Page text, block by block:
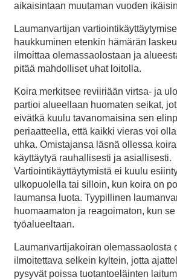
aikaisintaan muutaman vuoden
Laumanvartijan
haukkuminen etenkin hämärän
ilmoittaa olemassaolostaan ja
pitää mahdolliset uhat loitolla.
Koira merkitsee reviiriään virtsa- ja
partioi alueellaan huomaten seikat,
eivätkä kuulu tavanomaisina sen
periaatteella, että kaikki vieras voi
uhka. Omistajansa läsnä ollessa
käyttäytyä rauhallisesti ja asiallisesti.
Vartiointikäyttäytymistä ei kuulu
ulkopuolella tai silloin, kun koira on
laumansa luota. Tyypillinen
huomaamaton ja reagoimaton, kun
työalueeltaan.
Laumanvartijakoiran olemassaolosta
ilmoitettava selkein kyltein, jotta
pysyvät poissa tuotantoeläinten